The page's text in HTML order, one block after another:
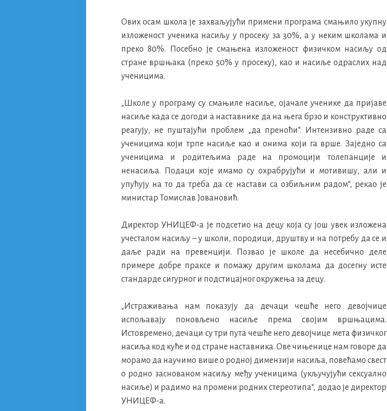
Ових осам школа је захваљујући примени програма смањило укупну
изложеност ученика насиљу у просеку за 30%, а у неким школама и
преко 80%. Посебно је смањена изложеност физичком насиљу од
стране вршњака (преко 50% у просеку), као и насиље одраслих над
ученицима.
„Школе у програму су смањиле насиље, ојачале ученике да пријаве
насиље када се догоди а наставнике да на њега брзо и конструктивно
реагују, не пуштајући проблем „да преноћи“. Интензивно раде са
ученицима који трпе насиље као и онима који га врше. Заједно са
ученицима и родитељима раде на промоцији толепанције и
ненасиља. Подаци које имамо су охрабрујући и мотивишу, али и
упућују на то да треба да се настави са озбиљним радом“, рекао је
министар Томислав Јовановић.
Директор УНИЦЕФ-а је подсетио на децу која су још увек изложена
учесталом насиљу – у школи, породици, друштву и на потребу да се и
даље ради на превенцији. Позвао је школе да несебично деле
примере добре праксе и помажу другим школама да досегну исте
стандарде сигурног и подстицајног окружења за децу.
„Истраживања нам показују да дечаци чешће него девојчице
испољавају поновљено насиље према својим вршњацима.
Истовремено, дечаци су три пута чешће него девојчице мета физичког
насиља код куће и од стране наставника. Ове чињенице нам говоре да
морамо да научимо више о родној димензији насиља, повећамо свест
о родно заснованом насиљу међу ученицима (укључујући сексуално
насиље) и радимо на промени родних стереотипа“, додао је директор
УНИЦЕФ-а.